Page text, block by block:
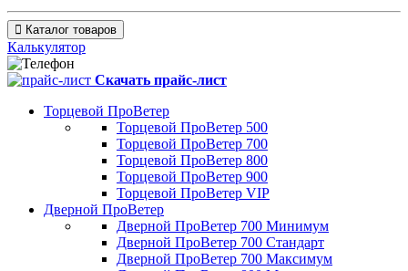
Каталог товаров
Калькулятор
Скачать прайс-лист
Торцевой ПроВетер
Торцевой ПроВетер 500
Торцевой ПроВетер 700
Торцевой ПроВетер 800
Торцевой ПроВетер 900
Торцевой ПроВетер VIP
Дверной ПроВетер
Дверной ПроВетер 700 Минимум
Дверной ПроВетер 700 Стандарт
Дверной ПроВетер 700 Максимум